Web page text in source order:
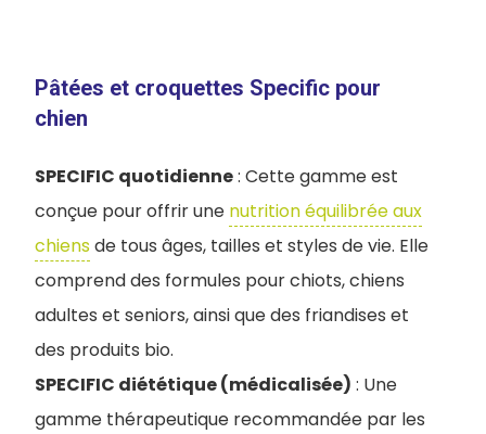
Pâtées et croquettes Specific pour
chien
SPECIFIC quotidienne: Cette gamme est
conçue pour offrir une nutrition équilibrée aux
chiensde tous âges, tailles et styles de vie. Elle
comprend des formules pour chiots, chiens
adultes et seniors, ainsi que des friandises et
des produits bio.
SPECIFIC diététique (médicalisée) : Une
gamme thérapeutique recommandée par les